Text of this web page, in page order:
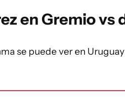
en Gremio vs
se puede ver en Uruguay